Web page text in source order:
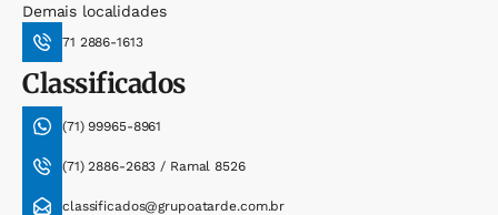
Demais localidades
71 2886-1613
Classificados
(71) 99965-8961
(71) 2886-2683 / Ramal 8526
classificados@grupoatarde.com.br